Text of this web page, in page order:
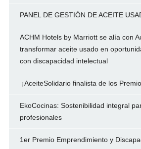
PANEL DE GESTIÓN DE ACEITE
ACHM Hotels by Marriott se alía con
transformar aceite usado en
con discapacidad intelectual
¡AceiteSolidario finalista de los
EkoCocinas: Sostenibilidad integral
profesionales
1er Premio Emprendimiento y